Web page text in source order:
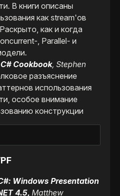
В книги описаны
как stream'oв
как и когда
, Parallel- и
Cookbook, Stephen
разъяснение
использования
особое внимание
конструкции
Windows Presentation
4.5, Matthew